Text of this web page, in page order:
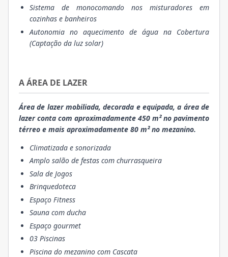
Sistema de monocomando nos misturadores em
cozinhas e banheiros
Autonomia no aquecimento de água na Cobertura
(Captação da luz solar)
A ÁREA DE LAZER
Área de lazer mobiliada, decorada e equipada, a área de
lazer conta com aproximadamente 450 m² no pavimento
térreo e mais aproximadamente 80 m² no mezanino.
Climatizada e sonorizada
Amplo salão de festas com churrasqueira
Sala de Jogos
Brinquedoteca
Espaço Fitness
Sauna com ducha
Espaço gourmet
03 Piscinas
Piscina do mezanino com Cascata